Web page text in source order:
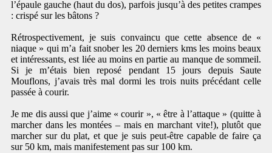
l’épaule gauche (haut du dos), parfois jusqu’à des petites crampes
: crispé sur les bâtons ?
Rétrospectivement, je suis convaincu que cette absence de «
niaque » qui m’a fait snober les 20 derniers kms les moins beaux
et intéressants, est liée au moins en partie au manque de sommeil.
Si je m’étais bien reposé pendant 15 jours depuis Saute
Mouflons, j’avais très mal dormi les trois nuits précédant celle
passée à courir.
Je me dis aussi que j’aime « courir », « être à l’attaque » (quitte à
marcher dans les montées – mais en marchant vite!), plutôt que
marcher sur du plat, et que je suis peut-être capable de faire ça
sur 50 km, mais manifestement pas sur 100 km.